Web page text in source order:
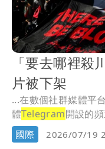
「要去哪裡
片被下架
...在數個社群媒體平
體Telegram
國際
2026/07/19